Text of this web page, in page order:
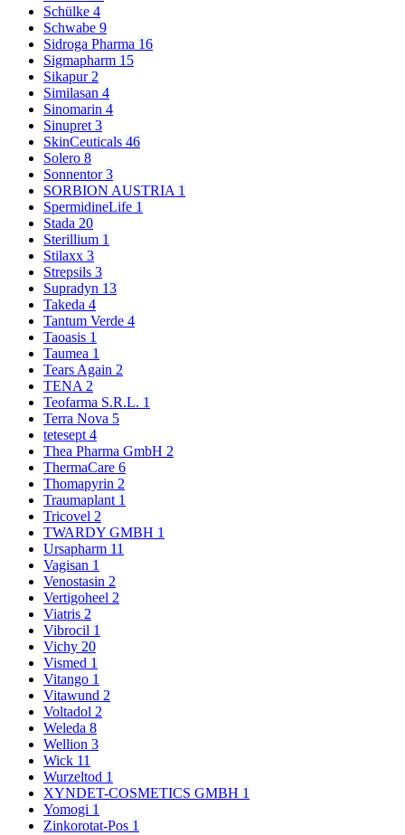
Schülke 4
Schwabe 9
Sidroga Pharma 16
Sigmapharm 15
Sikapur 2
Similasan 4
Sinomarin 4
Sinupret 3
SkinCeuticals 46
Solero 8
Sonnentor3
SORBION AUSTRIA 1
SpermidineLife 1
Stada 20
Sterillium 1
Stilaxx 3
Strepsils 3
Supradyn 13
Takeda 4
Tantum Verde 4
Taoasis 1
Taumea 1
Tears Again 2
TENA 2
Teofarma S.R.L. 1
Terra Nova 5
tetesept 4
Thea Pharma GmbH 2
ThermaCare 6
Thomapyrin 2
Traumaplant 1
Tricovel 2
TWARDY GMBH 1
Ursapharm 11
Vagisan 1
Venostasin 2
Vertigoheel 2
Viatris 2
Vibrocil 1
Vichy 20
Vismed 1
Vitango 1
Vitawund 2
Voltadol 2
Weleda 8
Wellion 3
Wick 11
Wurzeltod 1
XYNDET-COSMETICS GMBH 1
Yomogi 1
Zinkorotat-Pos 1